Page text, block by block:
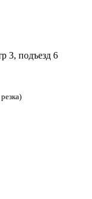
3, подъезд 6